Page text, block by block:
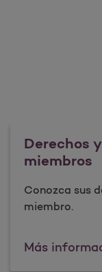
Derechos
miembros
Conozca sus
miembro.
Más